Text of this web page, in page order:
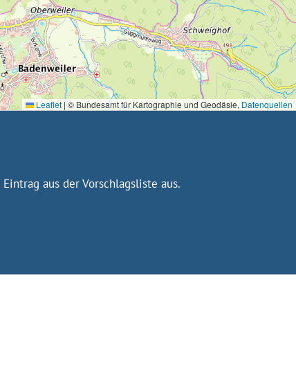
Leaflet |© Bundesamt für Kartographie und Geodäsie, Datenquellen
aus der Vorschlagsliste aus.